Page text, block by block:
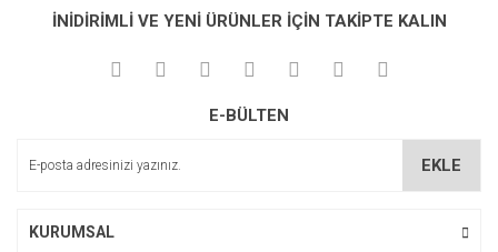
Yorum Yaz
kullanarak tarafımıza iletebilirsiniz.
Görüş ve önerileriniz için teşekkür ederiz.
Ürün açıklamasında eksik bilgiler bulunuyor.
İNİDİRİMLİ VE YENİ ÜRÜNLER İÇİN TAKİPTE KALIN
E-BÜLTEN
EKLE
KURUMSAL